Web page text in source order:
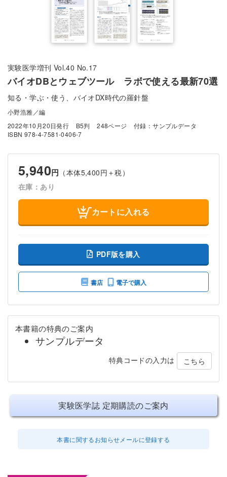
実験医学増刊 Vol.40 No.17
バイオDBとウェブツール ラボで使える最新70選
知る・学ぶ・使う、バイオDX時代の羅針盤
小野浩雅／編
2022年10月20日発行
B5判 248ページ
付録：サンプルデータ
ISBN 978-4-7581-0406-7
5,940円 （本体5,400円＋税）
在庫：あり
カートに入れる
PDF版を購入
書店 電子で購入
本書籍の特典のご案内
サンプルデータ
特典コードの入力は こちら
実験医学誌 定期購読のご案内
本書に関するお知らせメールに登録する